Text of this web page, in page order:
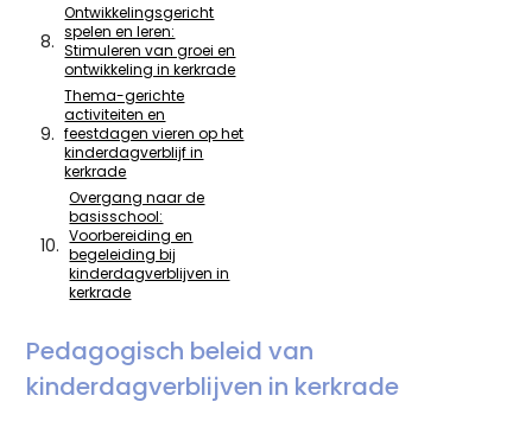
Ontwikkelingsgericht
spelen en leren:
Stimuleren van groei en
ontwikkeling in kerkrade
Thema-gerichte
activiteiten en
feestdagen vieren op het
kinderdagverblijf in
kerkrade
Overgang naar de
basisschool:
Voorbereiding en
begeleiding bij
kinderdagverblijven in
kerkrade
Pedagogisch beleid van
kinderdagverblijven in kerkrade